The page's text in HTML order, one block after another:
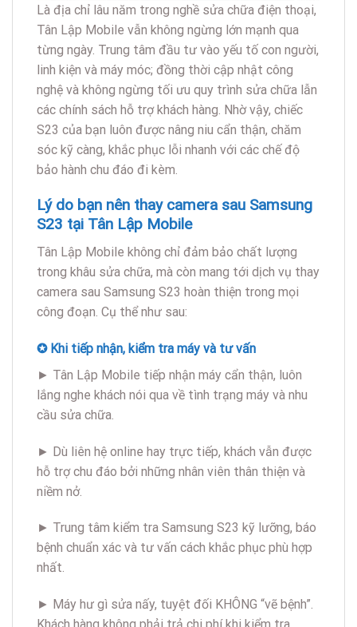
Là địa chỉ lâu năm trong nghề sửa chữa điện thoại,
Tân Lập Mobile vẫn không ngừng lớn mạnh qua
từng ngày. Trung tâm đầu tư vào yếu tố con người,
linh kiện và máy móc; đồng thời cập nhật công
nghệ và không ngừng tối ưu quy trình sửa chữa lẫn
các chính sách hỗ trợ khách hàng. Nhờ vậy, chiếc
S23 của bạn luôn được nâng niu cẩn thận, chăm
sóc kỹ càng, khắc phục lỗi nhanh với các chế độ
bảo hành chu đáo đi kèm.
Lý do bạn nên thay camera sau Samsung
S23 tại Tân Lập Mobile
Tân Lập Mobile không chỉ đảm bảo chất lượng
trong khâu sửa chữa, mà còn mang tới dịch vụ thay
camera sau Samsung S23 hoàn thiện trong mọi
công đoạn. Cụ thể như sau:
✪ Khi tiếp nhận, kiểm tra máy và tư vấn
► Tân Lập Mobile tiếp nhận máy cẩn thận, luôn
lắng nghe khách nói qua về tình trạng máy và nhu
cầu sửa chữa.
► Dù liên hệ online hay trực tiếp, khách vẫn được
hỗ trợ chu đáo bởi những nhân viên thân thiện và
niềm nở.
► Trung tâm kiểm tra Samsung S23 kỹ lưỡng, báo
bệnh chuẩn xác và tư vấn cách khắc phục phù hợp
nhất.
► Máy hư gì sửa nấy, tuyệt đối KHÔNG “vẽ bệnh”.